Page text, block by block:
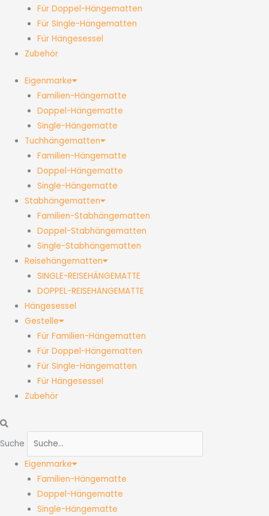
Für Doppel-Hängematten
Für Single-Hängematten
Für Hängesessel
Zubehör
Eigenmarke
Familien-Hängematte
Doppel-Hängematte
Single-Hängematte
Tuchhängematten
Familien-Hängematte
Doppel-Hängematte
Single-Hängematte
Stabhängematten
Familien-Stabhängematten
Doppel-Stabhängematten
Single-Stabhängematten
Reisehängematten
SINGLE-REISEHÄNGEMATTE
DOPPEL-REISEHÄNGEMATTE
Hängesessel
Gestelle
Für Familien-Hängematten
Für Doppel-Hängematten
Für Single-Hängematten
Für Hängesessel
Zubehör
Suche
Eigenmarke
Familien-Hängematte
Doppel-Hängematte
Single-Hängematte